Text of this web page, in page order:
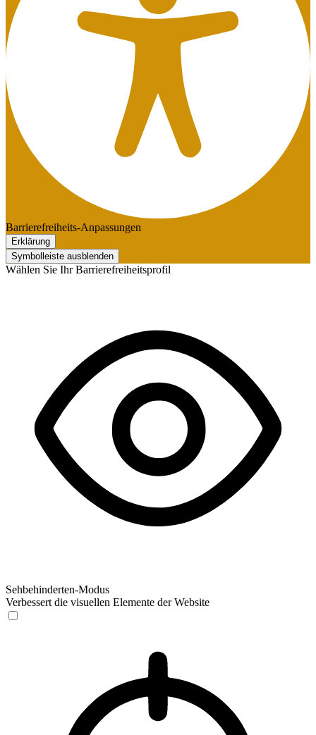
Barrierefreiheits-Anpassungen
Erklärung
Symbolleiste ausblenden
Wählen Sie Ihr Barrierefreiheitsprofil
Sehbehinderten-Modus
Verbessert die visuellen Elemente der Website